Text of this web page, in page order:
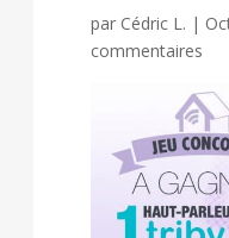
par Cédric L. |
commentaires